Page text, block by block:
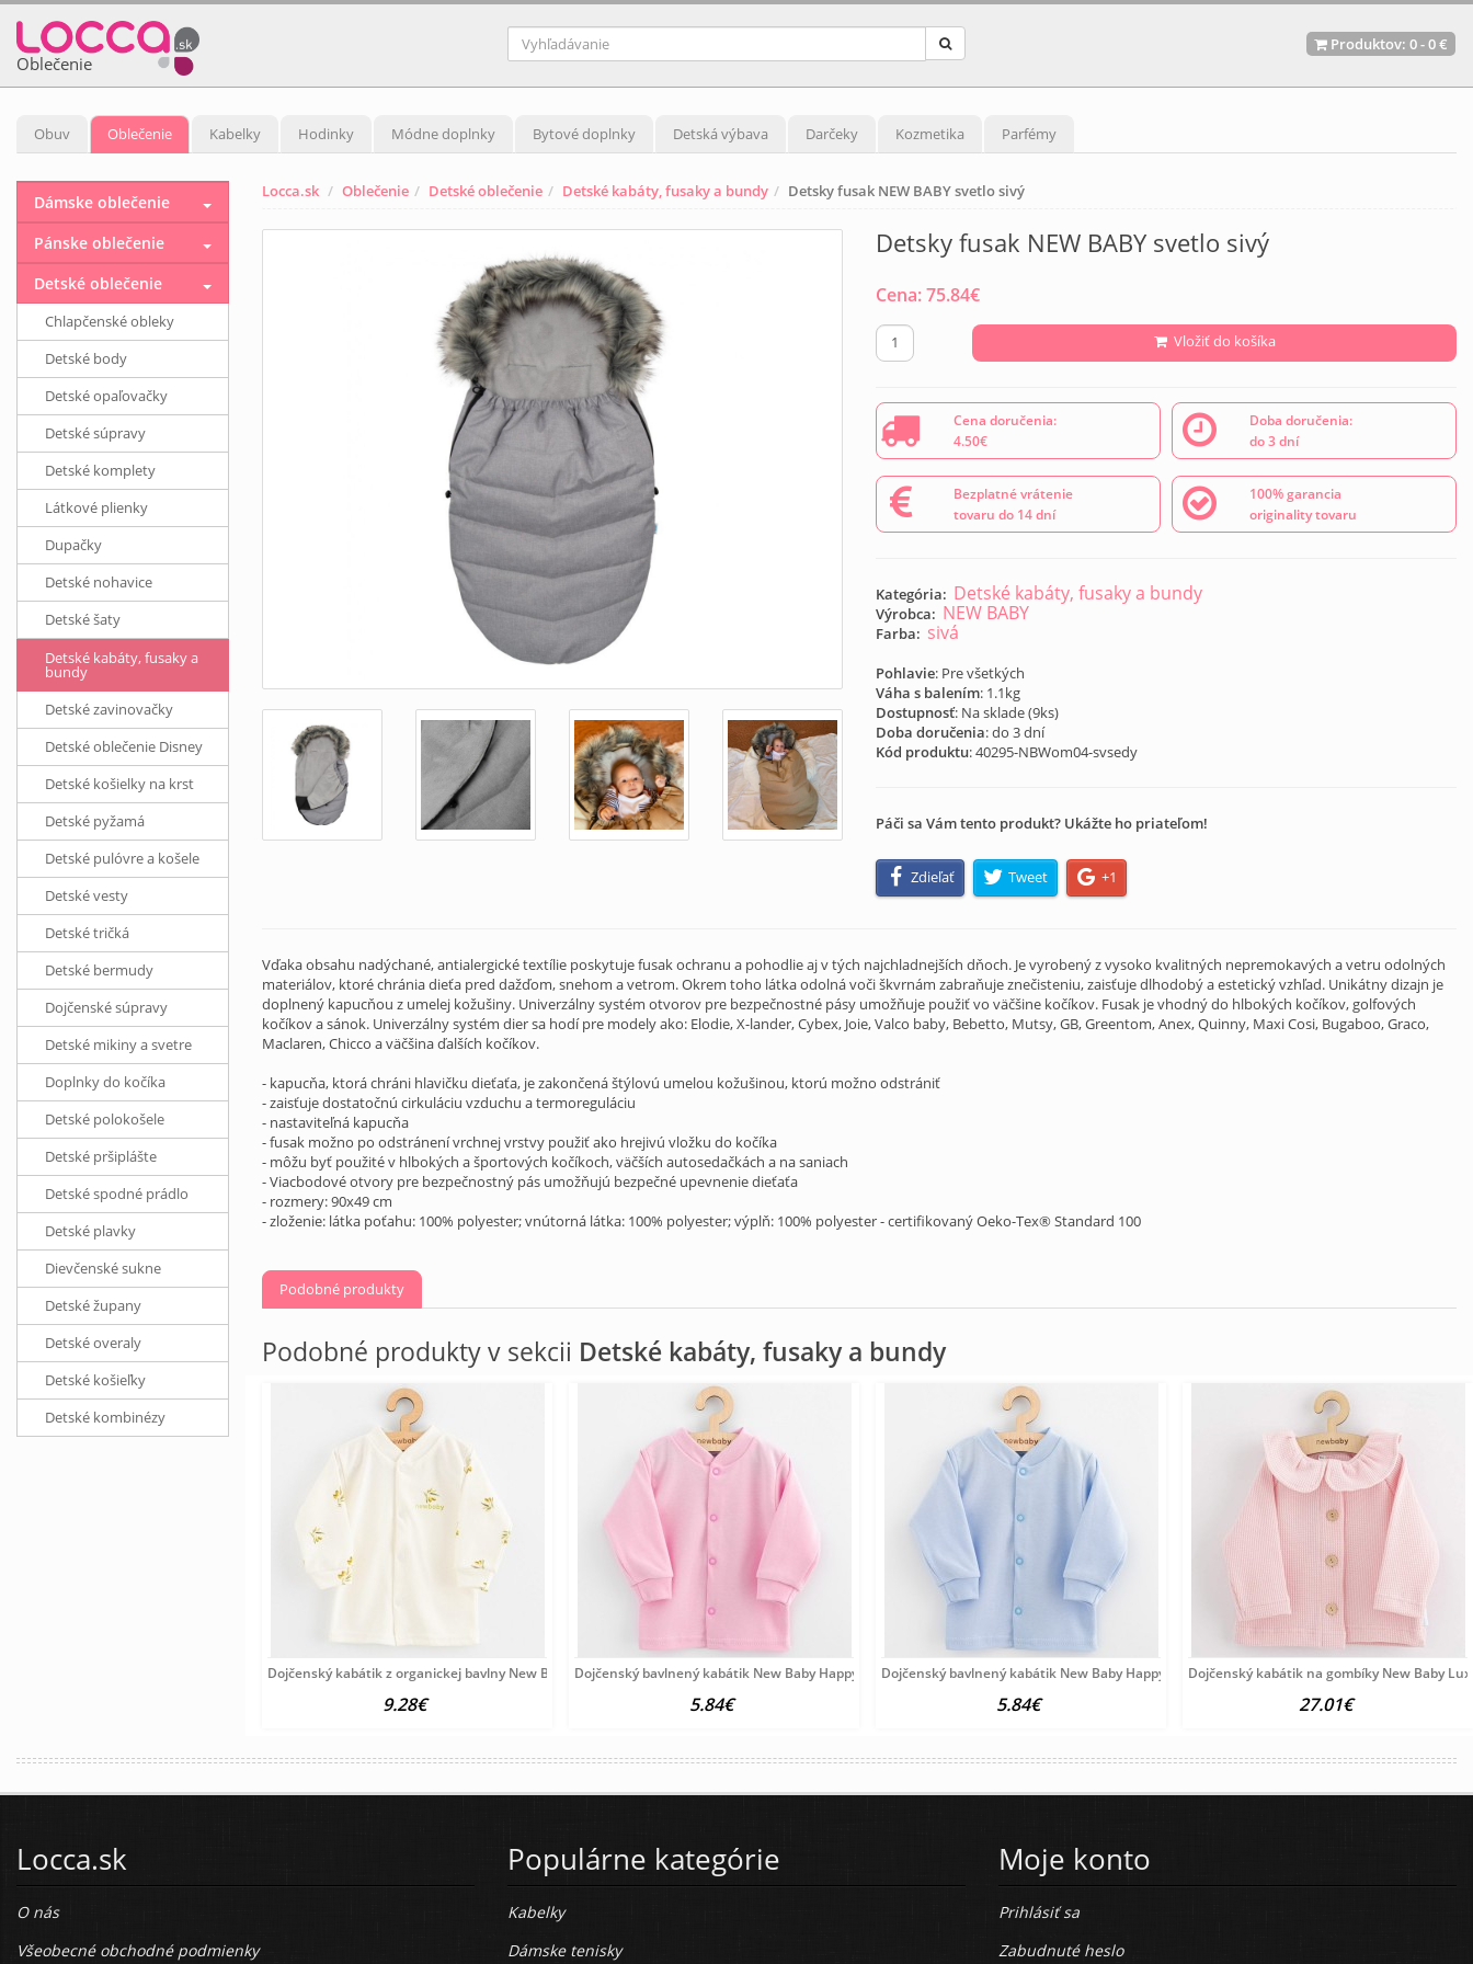
Oblečenie
Produktov: 0-0 €
Obuv Oblečenie Kabelky Hodinky Módne doplnky Bytové doplnky Detská výbava Darčeky Kozmetika Parfémy
Locca.sk Oblečenie Detské oblečenie Detské kabáty, fusaky a bundy Detsky fusak NEW BABY svetlo sivý
Detsky fusak NEW BABY svetlo sivý
Cena:75.84€
Vložiť do košíka
Cena doručenia:
4.50€
Doba doručenia:
do 3 dní
Bezplatné vrátenie
tovaru do 14 dní
100% garancia
originality tovaru
Kategória: Detské kabáty, fusaky a bundy
Výrobca: NEW BABY
Farba: sivá
Pohlavie: Pre všetkých
Váha s balením: 1.1kg
Dostupnosť: Na sklade (9ks)
Doba doručenia: do 3 dní
Kód produktu:40295-NBWom04-svsedy
Páči sa Vám tento produkt? Ukážte ho priateľom!
Zdieľať Tweet +1
Vďaka obsahu nadýchané, antialergické textílie poskytuje fusak ochranu a pohodlie aj v tých najchladnejších dňoch. Je vyrobený z vysoko kvalitných nepremokavých a vetru odolných
materiálov, ktoré chránia dieťa pred dažďom, snehom a vetrom. Okrem toho látka odolná voči škvrnám zabraňuje znečisteniu, zaisťuje dlhodobý a estetický vzhľad. Unikátny dizajn je
doplnený kapucňou z umelej kožušiny. Univerzálny systém otvorov pre bezpečnostné pásy umožňuje použiť vo väčšine kočíkov. Fusak je vhodný do hlbokých kočíkov, golfových
kočíkov a sánok. Univerzálny systém dier sa hodí pre modely ako: Elodie, X-lander, Cybex, Joie, Valco baby, Bebetto, Mutsy, GB, Greentom, Anex, Quinny, Maxi Cosi, Bugaboo, Graco,
Maclaren, Chicco a väčšina ďalších kočíkov.
- kapucňa, ktorá chráni hlavičku dieťaťa, je zakončená štýlovú umelou kožušinou, ktorú možno odstrániť
- zaisťuje dostatočnú cirkuláciu vzduchu a termoreguláciu
- nastaviteľná kapucňa
- fusak možno po odstránení vrchnej vrstvy použiť ako hrejivú vložku do kočíka
- môžu byť použité v hlbokých a športových kočíkoch, väčších autosedačkách a na saniach
- Viacbodové otvory pre bezpečnostný pás umožňujú bezpečné upevnenie dieťaťa
- rozmery: 90x49 cm
- zloženie: látka poťahu: 100% polyester; vnútorná látka: 100% polyester; výplň: 100% polyester - certifikovaný Oeko-Tex® Standard 100
Podobné produkty
Podobné produkty v sekcii Detské kabáty, fusaky a bundy
Dojčenský kabátik z organickej bavlny New Baby Olivy béžová
9.28€
Dojčenský bavlnený kabátik New Baby Happy Elephante pink
5.84€
Dojčenský bavlnený kabátik New Baby Happy Elephante blue
5.84€
Dojčenský kabátik na gombíky New Baby
27.01€
Dámske oblečenie
Pánske oblečenie
Detské oblečenie
Chlapčenské obleky
Detské body
Detské opaľovačky
Detské súpravy
Detské komplety
Látkové plienky
Dupačky
Detské nohavice
Detské šaty
Detské kabáty, fusaky a
bundy
Detské zavinovačky
Detské oblečenie Disney
Detské košielky na krst
Detské pyžamá
Detské pulóvre a košele
Detské vesty
Detské tričká
Detské bermudy
Dojčenské súpravy
Detské mikiny a svetre
Doplnky do kočíka
Detské polokošele
Detské pršiplášte
Detské spodné prádlo
Detské plavky
Dievčenské sukne
Detské župany
Detské overaly
Detské košieľky
Detské kombinézy
Locca.sk
O nás
Všeobecné obchodné podmienky
Populárne kategórie
Kabelky
Dámske tenisky
Moje konto
Prihlásiť sa
Zabudnuté heslo